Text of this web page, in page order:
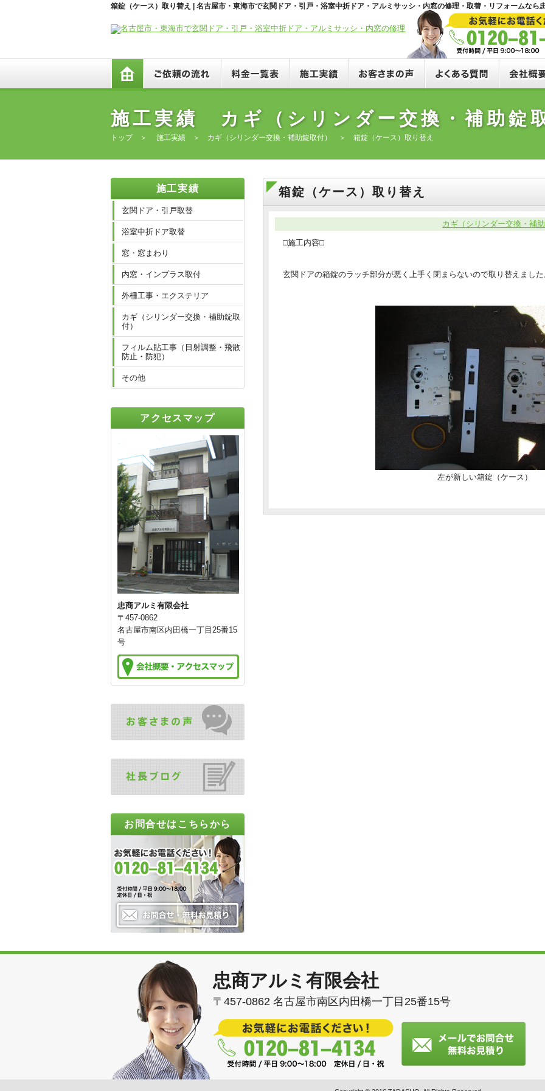
箱錠（ケース）取り替え | 名古屋市・東海市で玄関ドア・引戸・浴室中折ドア・アルミサッシ・内窓の修理・取替・リフォームなら
施工実績 カギ（シリンダー交換・補助
トップ＞ 施工実績 ＞ カギ（シリンダー交換・補助錠取付） ＞ 箱錠（ケース）取り替え
箱錠（ケース）取り替え
カギ（シリンダー交換・補
□施工内容□
玄関ドアの箱錠のラッチ部分が悪く上手く閉まらないので取り替えまし
左が新しい箱錠（ケース）
施工実績
玄関ドア・引戸取替
浴室中折ドア取替
窓・窓まわり
内窓・インプラス取付
外柵工事・エクステリア
カギ（シリンダー交換・補助錠取
付）
フィルム貼工事（日射調整・飛散
防止・防犯）
その他
アクセスマップ
忠商アルミ有限会社
〒457-0862
名古屋市南区内田橋一丁目25番15
号
お問合せはこちらから
忠商アルミ有限会社
〒457-0862 名古屋市南区内田橋一丁目25番15号